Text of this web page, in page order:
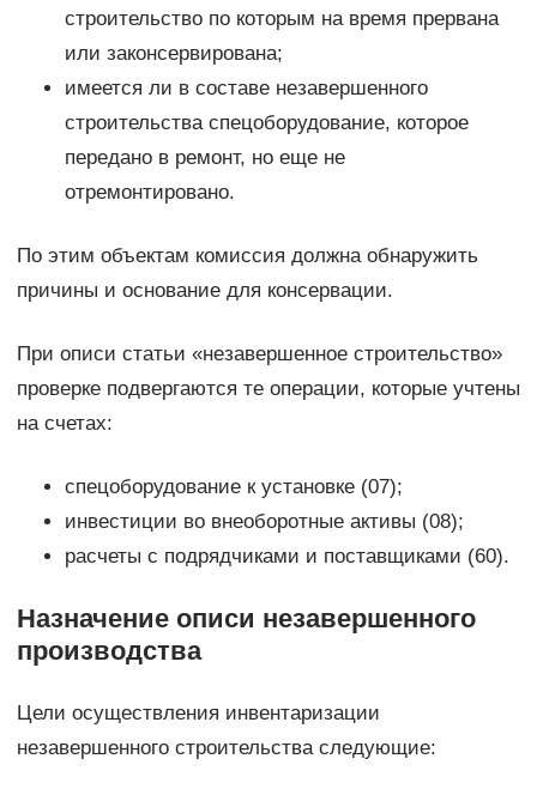
строительство по которым на время прервана
или законсервирована;
имеется ли в составе незавершенного
строительства спецоборудование, которое
передано в ремонт, но еще не
отремонтировано.
По этим объектам комиссия должна обнаружить
причины и основание для консервации.
При описи статьи «незавершенное строительство»
проверке подвергаются те операции, которые учтены
на счетах:
спецоборудование к установке (07);
инвестиции во внеоборотные активы (08);
расчеты с подрядчиками и поставщиками (60).
Назначение описи незавершенного
производства
Цели осуществления инвентаризации
незавершенного строительства следующие: